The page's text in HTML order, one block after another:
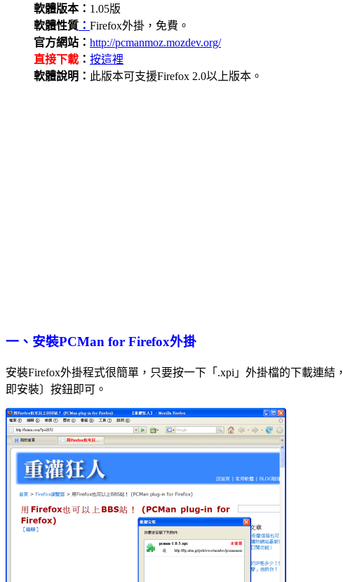
軟體版本： 1.05版
軟體性質 ： Firefox外掛，免費。
官方網站： http://pcmanmoz.mozdev.org/
直接下載 ： 按這裡
軟體說明： 此版本可支援Firefox 2.0以上版本。
一、安裝PCMan for Firefox外掛
安裝Firefox外掛程式很簡單，只要按一下「.xpi」外掛檔的下載連結
即安裝〕按鈕即可。